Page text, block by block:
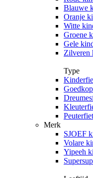
Blauwe
Oranje
Witte
Groene
Gele
Zilveren
Type
Merk
SJOEF
Volare
Yipeeh